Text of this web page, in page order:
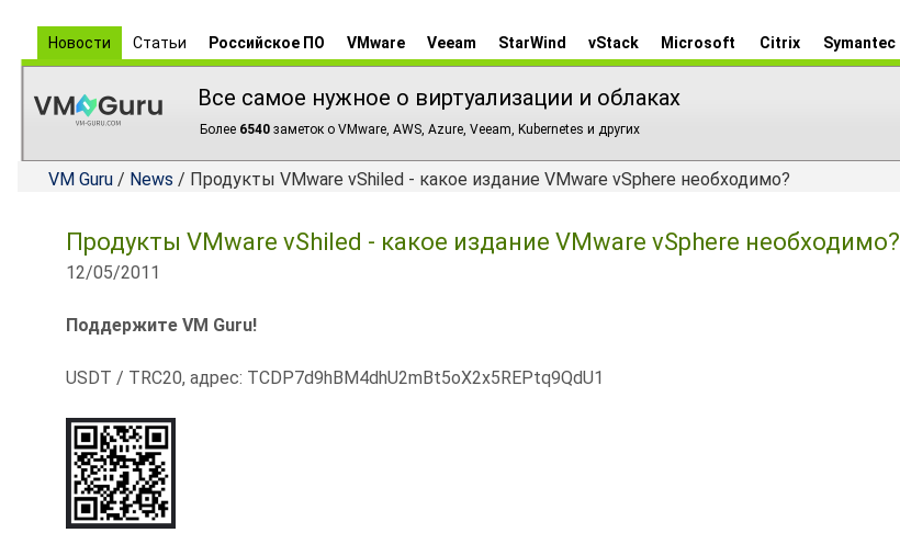
Новости Статьи Российское ПО VMware Veeam StarWind vStack Microsoft Citrix Symantec
Все самое нужное о виртуализации и облаках
Более 6540 заметок о VMware, AWS, Azure, Veeam, Kubernetes и других
VM Guru / News / Продукты VMware vShiled - какое издание VMware vSphere необходимо?
Продукты VMware vShiled - какое издание VMware vSphere необходимо?
12/05/2011
Поддержите VM Guru!
USDT / TRC20, адрес: TCDP7d9hBM4dhU2mBt5oX2x5REPtq9QdU1